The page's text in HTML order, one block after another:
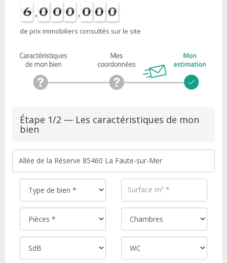
de prix immobiliers consultés sur le site
Étape 1/2 — Les caractéristiques de mon
bien